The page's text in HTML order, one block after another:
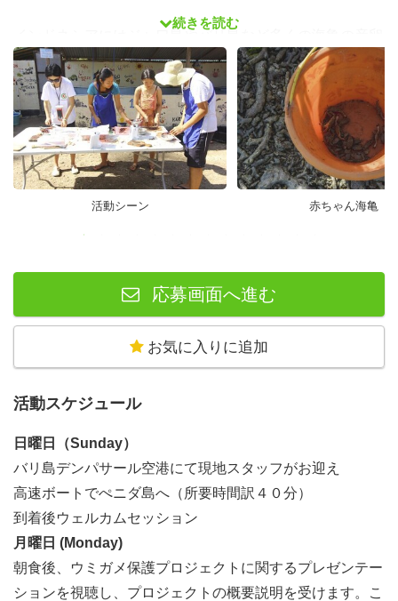
インドネシアにはジャワ島やバリ島など多くの海亀の産卵
地があり、保護活動は人間の干渉からこれらの浜辺を守る
ことに焦点を当てています。しかし、沿岸開発や汚染、気
候変動、密猟、漁具による事故など、多くの脅威が海亀に
影響を与えています。特に、気候変動は孵化時の温度に影
響を与え、性別比の歪みを引き起こす可能性があります。
海亀は磁場を頼りに海を移動する能力を持ち、主にクラゲ
や海藻を食べますが、生息地の喪失や捕食、人間の影響に
より絶滅の危機に瀕しています。
: 沿岸開発や汚染が産卵地や餌場を破壊。
: 海亀は網や釣り糸に絡まることがあり、これにより
気候変動: 気温の上昇は産卵地に影響を与え、孵化する亀
の性別比を変える可能性があります。
続きを読む
活動シーン 赤ちゃん海亀
応募画面へ進む
お気に入りに追加
活動スケジュール
日曜日（Sunday）
バリ島デンパサール空港にて現地スタッフがお迎え
高速ボートでぺニダ島へ（所要時間訳４０分）
到着後ウェルカムセッション
月曜日 (Monday)
朝食後、ウミガメ保護プロジェクトに関するプレゼンテー
ションを視聴し、プロジェクトの概要説明を受けます。こ